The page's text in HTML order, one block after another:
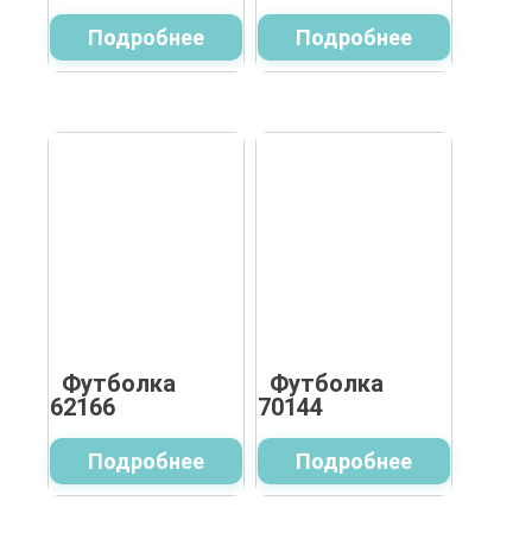
Подробнее Подробнее
Футболка
62166
Подробнее
Футболка
70144
Подробнее